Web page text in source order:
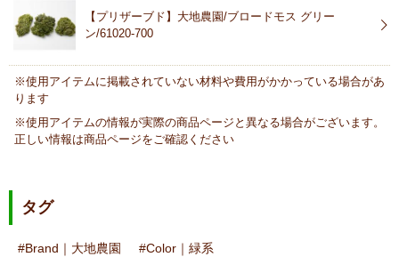
【プリザーブド】大地農園/ブロードモス グリー
ン/61020-700
※使用アイテムに掲載されていない材料や費用がかかっている場合があ
ります
※使用アイテムの情報が実際の商品ページと異なる場合がございます。
正しい情報は商品ページをご確認ください
タグ
Brand｜大地農園 Color｜緑系